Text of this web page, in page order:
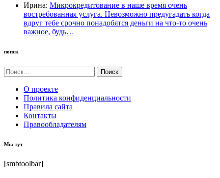
Ирина: Микрокредитование в наше время очень
востребованная услуга. Невозможно предугадать когда
вдруг тебе срочно понадобятся деньги на что-то очень
важное, будь…
поиск
Найти:
О проекте
Политика конфиденциальности
Правила сайта
Контакты
Правообладателям
Мы тут
[smbtoolbar]